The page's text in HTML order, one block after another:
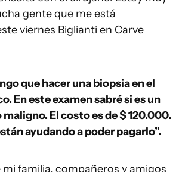
gente que me está
viernes Biglianti en Carve
que hacer una biopsia en el
En este examen sabré si es un
El costo es de $ 120.000.
ayudando a poder pagarlo”.
mi familia, compañeros y amigos